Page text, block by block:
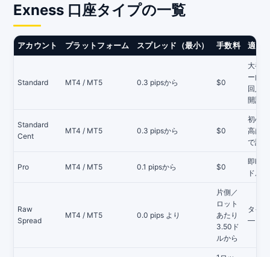
Exness 口座タイプの一覧
アカウント プラットフォーム スプレッド（最小） 手数料 適し
Standard MT4 / MT5 0.3 pipsから $0
大半
ー向
回入
開設
Standard
Cent
MT4 / MT5 0.3 pipsから $0
初心
高は
で計
Pro MT4 / MT5 0.1 pipsから $0
即時
ドル
Raw
Spread
MT4 / MT5 0.0 pips より
片側／
ロット
あたり
3.50ド
ルから
タイ
— 200